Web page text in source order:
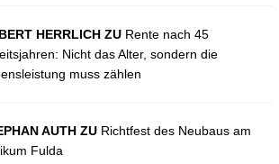
HERRLICH ZU Rente nach 45
Nicht das Alter, sondern die
muss zählen
AUTH ZU Richtfest des Neubaus am
Fulda